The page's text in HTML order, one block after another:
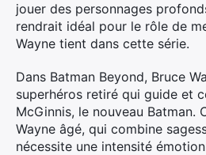
jouer des personnages
rendrait idéal pour le rôle de
Wayne tient dans cette série.
Dans Batman Beyond, Bruce
superhéros retiré qui guide et
McGinnis, le nouveau Batman.
Wayne âgé, qui combine
nécessite une intensité